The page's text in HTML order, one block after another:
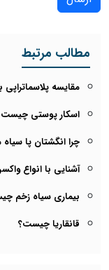
مطالب مرتبط
مقایسه
اسکار پوستی چیست
چرا انگشتان پا
آشنایی با انواع
بیماری سیاه زخم
قانقاریا چیست؟